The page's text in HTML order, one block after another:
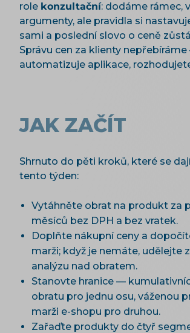
role konzultační: dodáme rámec,
argumenty, ale pravidla si
sami a poslední slovo o ceně
Správu cen za klienty
automatizuje aplikace,
JAK ZAČÍT
Shrnuto do pěti kroků, které se
tento týden:
Vytáhněte obrat na produkt za
měsíců bez DPH a bez vratek.
Doplňte nákupní ceny a
marži; když je nemáte, udělejte
analýzu nad obratem.
Stanovte hranice —
obratu pro jednu osu, váženou
marži e-shopu pro druhou.
Zařaďte produkty do čtyř